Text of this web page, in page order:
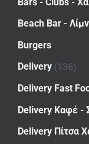
Beach Bar -
Burgers
Delivery (136)
Delivery Fast
Delivery Καφέ -
Delivery Πίτσα